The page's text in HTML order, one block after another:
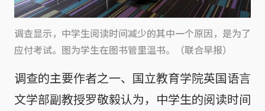
调查显示，中学生阅读时间减少的其中一个原因，是为了
应付考试。图为学生在图书管里温书。（联合早报）
调查的主要作者之一、国立教育学院英国语言
文学部副教授罗敬毅认为，中学生的阅读时间